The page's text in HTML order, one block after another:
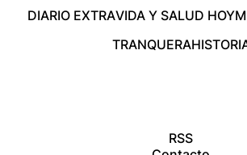
DIARIO EXTRAVIDA Y SALUD HOY
TRANQUERA
RSS